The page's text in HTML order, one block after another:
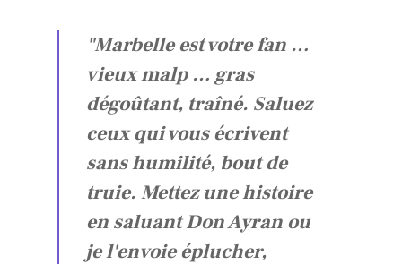
"Marbelle est votre fan …
vieux malp … gras
dégoûtant, traîné. Saluez
ceux qui vous écrivent
sans humilité, bout de
truie. Mettez une histoire
en saluant Don Ayran ou
je l'envoie éplucher,